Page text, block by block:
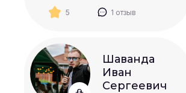
5 1 отзыв
Шаванда
Иван
Сергеевич